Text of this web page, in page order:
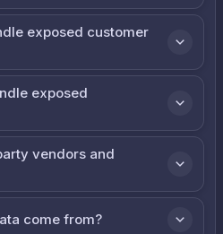
exposed customer
exposed
vendors and
come from?